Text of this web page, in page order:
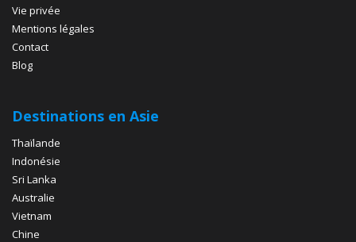
Vie privée
Mentions légales
Contact
Blog
Destinations en Asie
Thaïlande
Indonésie
Sri Lanka
Australie
Vietnam
Chine